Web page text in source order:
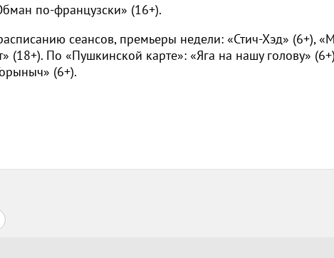
по-французски» (16+).
сеансов, премьеры недели: «Стич-Хэд» (6+),
(18+). По «Пушкинской карте»: «Яга на нашу голову»
(6+).